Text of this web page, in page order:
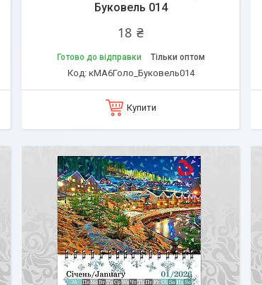
Буковель 014
18 ₴
Готово до відправки Тільки оптом
кМА6Голо_Буковель014
Купити